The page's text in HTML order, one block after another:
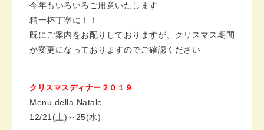
今年もいろいろご用意いたします
精一杯丁寧に！！
既にご案内をお配りしておりますが、クリスマス期間
が変更になっておりますのでご確認ください
クリスマスディナー２０１９
Menu della Natale
12/21(土)～25(水)